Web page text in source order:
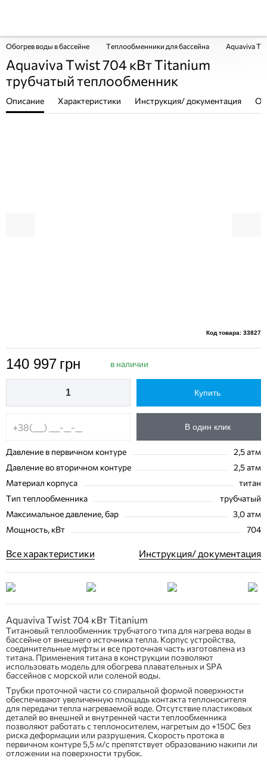
Обогрев воды в бассейне Теплообменники для бассейна Aquaviva
Aquaviva Twist 704 кВт Titanium
трубчатый теплообменник
Описание Характеристики Инструкция/ документация
Код товара: 33827
140 997 грн в наличии
Купить
В один клик
Давление в первичном контуре
2,5 атм
Давление во вторичном контуре
2,5 атм
Материал корпуса
титан
Тип теплообменника
трубчатый
Максимальное давление, бар
3,0 атм
Мощность, кВт
704
Все характеристики Инструкция/ документация
Aquaviva Twist 704 кВт Titanium
Титановый теплообменник трубчатого типа для нагрева воды в
бассейне от внешнего источника тепла. Корпус устройства,
соединительные муфты и все проточная часть изготовлена из
титана. Применения титана в конструкции позволяют
использовать модель для обогрева плавательных и SPA
бассейнов с морской или соленой воды.
Трубки проточной части со спиральной формой поверхности
обеспечивают увеличенную площадь контакта теплоносителя
для передачи тепла нагреваемой воде. Отсутствие пластиковых
деталей во внешней и внутренней части теплообменника
позволяют работать с теплоносителем, нагретым до +150С без
риска деформации или разрушения. Скорость протока в
первичном контуре 5,5 м/с препятствует образованию накипи ли
отложении на поверхности трубок.